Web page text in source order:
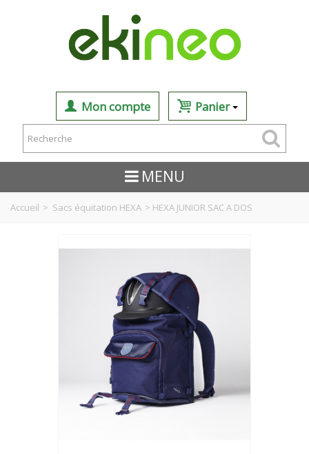
Mon compte Panier
MENU
Accueil > Sacs équitation HEXA > HEXA JUNIOR SAC A DOS